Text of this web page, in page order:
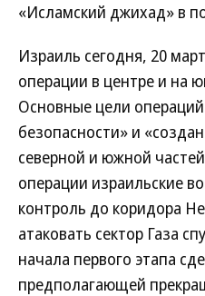
«Исламский джихад» в
Израиль сегодня, 20
операции в центре и на
Основные цели
безопасности» и
северной и южной
операции израильские
контроль до коридора
атаковать сектор Газа
начала первого этапа
предполагающей